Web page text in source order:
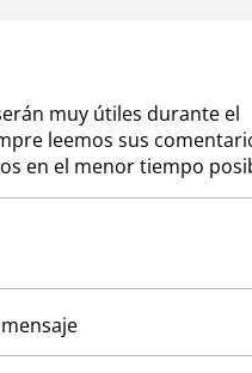
muy útiles durante el
leemos sus
en el menor tiempo